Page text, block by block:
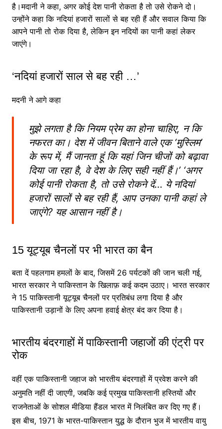
है।मदानी ने कहा, अगर कोई देश पानी रोकता है तो उसे रोकने दो।
उन्होंने कहा कि नदियां हजारों सालों से बह रही हैं और सवाल किया कि
आपने पानी तो रोक दिया है, लेकिन इन नदियों का पानी कहां लेकर
जाएंगे।
‘नदियां हजारों साल से बह रही …’
मदनी ने आगे कहा
मुझे लगता है कि नियम प्रेम का होना चाहिए, न कि
नफरत का। देश में जीवन बिताने वाले एक ‘मुस्लिम’
के रूप में, मैं जानता हूं कि यहां जिन चीजों को बढ़ावा
दिया जा रहा है, वे देश के लिए सही नहीं हैं।’ ‘अगर
कोई पानी रोकता है, तो उसे रोकने दें… ये नदियां
हजारों सालों से बह रही हैं, आप उनका पानी कहां ले
जाएंगे? यह आसान नहीं है।
15 यूट्यूब चैनलों पर भी भारत का बैन
बता दें पहलगाम हमलों के बाद, जिसमें 26 पर्यटकों की जान चली गई,
भारत सरकार ने पाकिस्तान के खिलाफ़ कई कदम उठाए। भारत सरकार
ने 15 पाकिस्तानी यूट्यूब चैनलों पर प्रतिबंध लगा दिया है और
पाकिस्तानी उड़ानों के लिए अपना हवाई क्षेत्र बंद कर दिया है।
भारतीय बंदरगाहों में पाकिस्तानी जहाजों की एंट्री पर
रोक
वहीं एक पाकिस्तानी जहाज को भारतीय बंदरगाहों में प्रवेश करने की
अनुमति नहीं दी जाएगी, जबकि कई प्रमुख पाकिस्तानी हस्तियों और
राजनेताओं के सोशल मीडिया हैंडल भारत में निलंबित कर दिए गए हैं।
इस बीच, 1971 के भारत-पाकिस्तान युद्ध के दौरान भुज में भारतीय वायु